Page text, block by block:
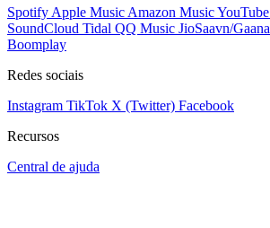
Spotify Apple Music Amazon MusicYouTube
SoundCloud Tidal QQ Music JioSaavn/Gaana
Boomplay
Redes sociais
Instagram TikTok X (Twitter) Facebook
Recursos
Central de ajuda